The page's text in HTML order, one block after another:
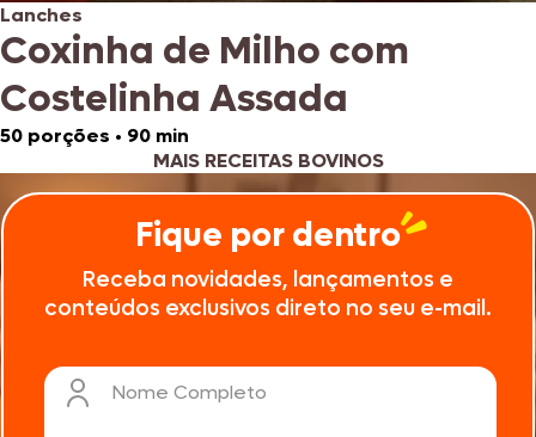
Lanches
Coxinha de Milho com
Costelinha Assada
50 porções • 90 min
MAIS RECEITAS BOVINOS
Fique por dentro
Receba novidades, lançamentos e
conteúdos exclusivos direto no seu e-mail.
Nome Completo